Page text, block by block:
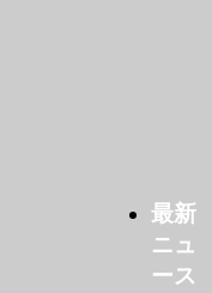
最新
ニュ
ース